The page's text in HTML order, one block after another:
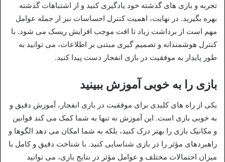
تجربه و بازی‌ های گذشته خود یادگیری کنید و از اشتباهات گذشته
بهره بگیرید. در نهایت، اهمیت کنترل احساسات نیز از جمله عوامل
مهم است از برداشت زیاد تا افت موجب افزایش ریسک می‌ شود. با
کنترل هوشمندانه و تصمیم‌ گیری مبتنی بر اطلاعات، می‌ توانید به
طور پایدار به موفقیت در بازی انفجار دست پیدا کنید.
بازی را به خوبی آموزش ببینید
یکی از راه‌ های کلیدی برای موفقیت در بازی انفجار، آموزش دقیق و
به خوبی بازی است. این آموزش نه تنها به شما کمک می‌ کند قوانین
و مکانیک بازی را بهتر درک کنید، بلکه به شما امکان می‌ دهد الگوها و
راهبردهای مؤثر را در بازی شناسایی کنید. با شناخت دقیق و کامل با
میزان احتمالات مختلف و عوامل مؤثر در نتایج بازی، می‌ توانید